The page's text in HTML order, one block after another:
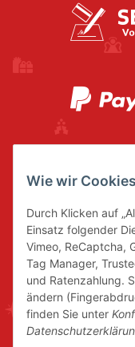
Wie wir
Durch Klicken auf
Einsatz folgender
Vimeo, ReCaptcha,
Tag Manager,
und Ratenzahlung.
ändern
finden Sie unter